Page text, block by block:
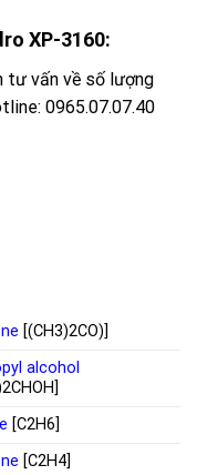
XP-3160:
tư vấn về số lượng
0965.07.07.40
[(CH3)2CO)]
alcohol
[C2H6]
[C2H4]